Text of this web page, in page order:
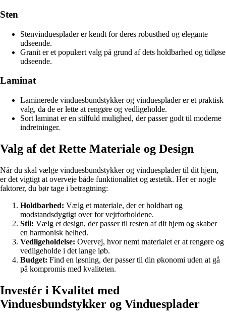
Sten
Stenvinduesplader er kendt for deres robusthed og elegante
udseende.
Granit er et populært valg på grund af dets holdbarhed og tidløse
udseende.
Laminat
Laminerede vinduesbundstykker og vinduesplader er et praktisk
valg, da de er lette at rengøre og vedligeholde.
Sort laminat er en stilfuld mulighed, der passer godt til moderne
indretninger.
Valg af det Rette Materiale og Design
Når du skal vælge vinduesbundstykker og vinduesplader til dit hjem,
er det vigtigt at overveje både funktionalitet og æstetik. Her er nogle
faktorer, du bør tage i betragtning:
Holdbarhed: Vælg et materiale, der er holdbart og
modstandsdygtigt over for vejrforholdene.
Stil: Vælg et design, der passer til resten af dit hjem og skaber
en harmonisk helhed.
Vedligeholdelse: Overvej, hvor nemt materialet er at rengøre og
vedligeholde i det lange løb.
Budget: Find en løsning, der passer til din økonomi uden at gå
på kompromis med kvaliteten.
Investér i Kvalitet med
Vinduesbundstykker og Vinduesplader